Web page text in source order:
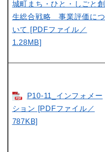
城町まち・ひと・しごと創
生総合戦略 事業評価につ
いて [PDFファイル／
1.28MB]
P10-11_インフォメー
ション [PDFファイル／
787KB]